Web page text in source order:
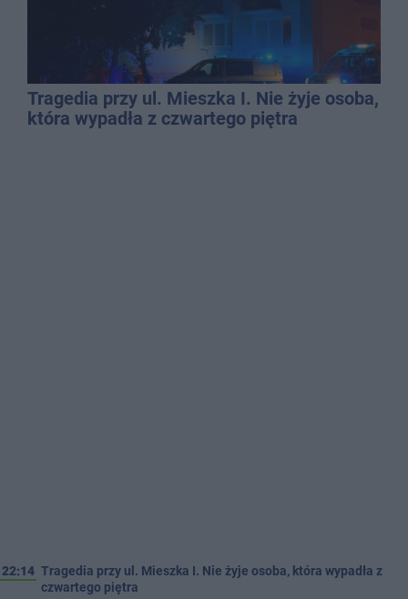
Tragedia przy ul. Mieszka I. Nie żyje osoba,
która wypadła z czwartego piętra
22:14 Tragedia przy ul. Mieszka I. Nie żyje osoba, która wypadła z
czwartego piętra